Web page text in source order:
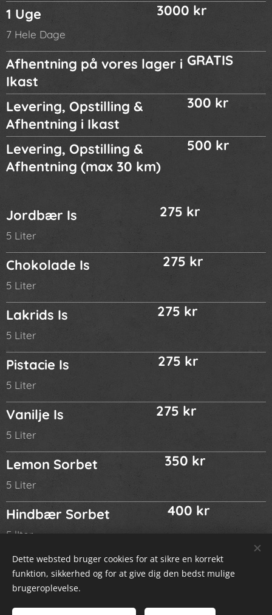
1 Uge
7 Hele Dage
3000 kr
Afhentning på vores lager i
Ikast
GRATIS
Levering, Opstilling &
Afhentning i Ikast
300 kr
Levering, Opstilling &
Afhentning (max 30 km)
500 kr
Jordbær Is
5 Liter
275 kr
Chokolade Is
5 Liter
275 kr
Lakrids Is
5 Liter
275 kr
Pistacie Is
5 Liter
275 kr
Vanilje Is
5 Liter
275 kr
Lemon Sorbet
5 Liter
350 kr
Hindbær Sorbet
5 lIter
400 kr
Dette websted bruger cookies for at sikre en korrekt
funktion, sikkerhed og for at give dig den bedst mulige
brugeroplevelse.